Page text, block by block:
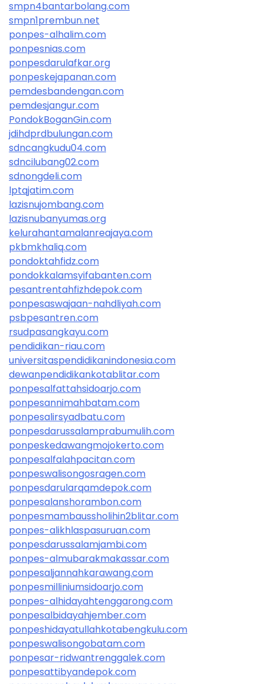
smpn4bantarbolang.com
smpn1prembun.net
ponpes-alhalim.com
ponpesnias.com
ponpesdarulafkar.org
ponpeskejapanan.com
pemdesbandengan.com
pemdesjangur.com
PondokBoganGin.com
jdihdprdbulungan.com
sdncangkudu04.com
sdncilubang02.com
sdnongdeli.com
lptqjatim.com
lazisnujombang.com
lazisnubanyumas.org
kelurahantamalanreajaya.com
pkbmkhaliq.com
pondoktahfidz.com
pondokkalamsyifabanten.com
pesantrentahfizhdepok.com
ponpesaswajaan-nahdliyah.com
psbpesantren.com
rsudpasangkayu.com
pendidikan-riau.com
universitaspendidikanindonesia.com
dewanpendidikankotablitar.com
ponpesalfattahsidoarjo.com
ponpesannimahbatam.com
ponpesalirsyadbatu.com
ponpesdarussalamprabumulih.com
ponpeskedawangmojokerto.com
ponpesalfalahpacitan.com
ponpeswalisongosragen.com
ponpesdarularqamdepok.com
ponpesalanshorambon.com
ponpesmambaussholihin2blitar.com
ponpes-alikhlaspasuruan.com
ponpesdarussalamjambi.com
ponpes-almubarakmakassar.com
ponpesaljannahkarawang.com
ponpesmilliniumsidoarjo.com
ponpes-alhidayahtenggarong.com
ponpesalbidayahjember.com
ponpeshidayatullahkotabengkulu.com
ponpeswalisongobatam.com
ponpesar-ridwantrenggalek.com
ponpesattibyandepok.com